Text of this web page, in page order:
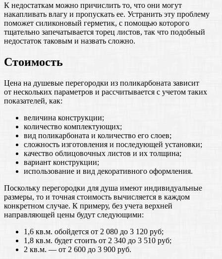
К недостаткам можно причислить то, что они могут
накапливать влагу и пропускать ее. Устранить эту проблему
поможет силиконовый герметик, с помощью которого
тщательно запечатывается торец листов, так что подобный
недостаток таковым и назвать сложно.
Стоимость
Цена на душевые перегородки из поликарбоната зависит
от нескольких параметров и рассчитывается с учетом таких
показателей, как:
величина конструкции;
количество комплектующих;
вид поликарбоната и количество его слоев;
сложность изготовления и последующей установки;
качество облицовочных листов и их толщина;
вариант конструкции;
использование и вид декоративного оформления.
Поскольку перегородки для душа имеют индивидуальные
размеры, то и точная стоимость вычисляется в каждом
конкретном случае. К примеру, без учета верхней
направляющей цены будут следующими:
1,6 кв.м. обойдется от 2 080 до 3 120 руб;
1,8 кв.м. будет стоить от 2 340 до 3 510 руб;
2 кв.м. — от 2 600 до 3 900 руб.